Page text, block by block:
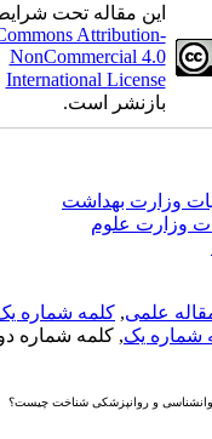
این مقاله تحت شرایط
Commons Attribution-
NonCommercial 4.0
International License
بازنشر است.
وزارت بهداشت
وزارت علوم
علمی, کلمه شماره یک,
یک, کلمه شماره دو,
و روانپزشکی شناخت چیست؟